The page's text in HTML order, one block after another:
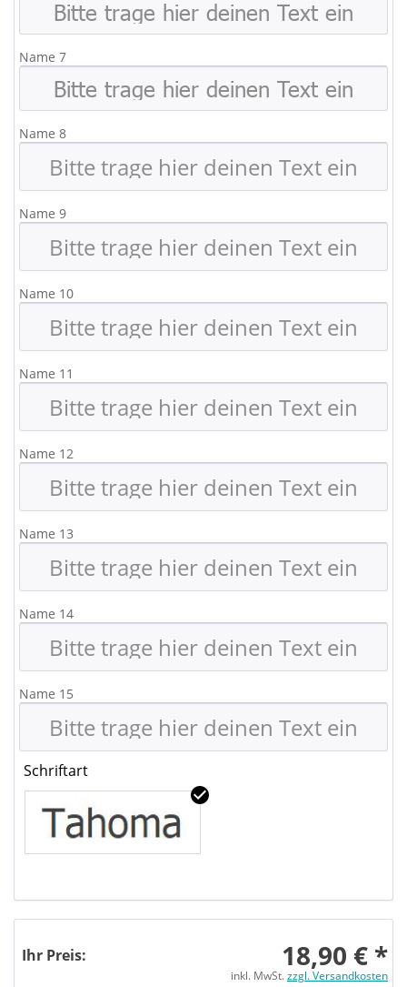
Name 7
Name 8
Name 9
Name 10
Name 11
Name 12
Name 13
Name 14
Name 15
Schriftart
Ihr Preis: 18,90 € *
inkl. MwSt.zzgl. Versandkosten